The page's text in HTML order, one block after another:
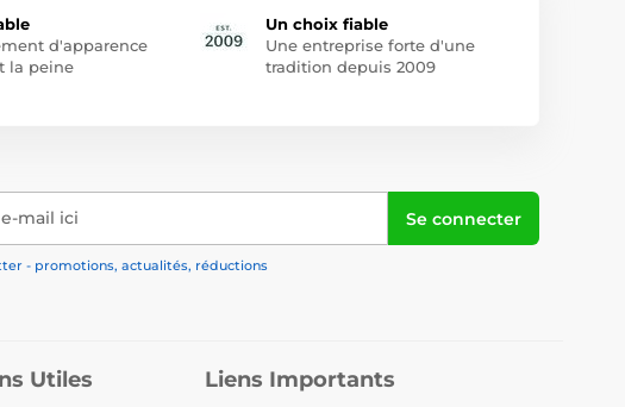
d'apparence
la peine
Un choix fiable
Une entreprise forte d'une
tradition depuis 2009
mail ici Se connecter
- promotions, actualités, réductions
Utiles Liens Importants